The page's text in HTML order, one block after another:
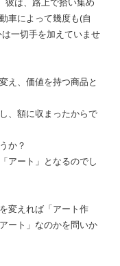
車によって幾度も(自
一切手を加えていませ
え、価値を持つ商品と
、額に収まったからで
か？
アート」となるのでし
変えれば「アート作
ート」なのかを問いか